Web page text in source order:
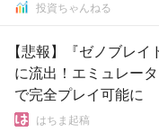
投資ちゃんねる
【悲報】『ゼノブレ
に流出！エミュレー
で完全プレイ可能に
はちま起稿